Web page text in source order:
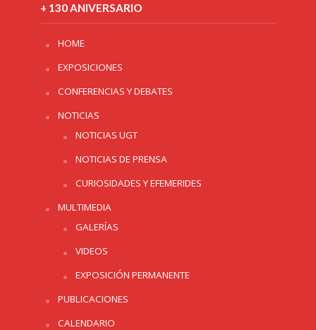
+ 130 ANIVERSARIO
HOME
EXPOSICIONES
CONFERENCIAS Y DEBATES
NOTICIAS
NOTICIAS UGT
NOTICIAS DE PRENSA
CURIOSIDADES Y EFEMERIDES
MULTIMEDIA
GALERÍAS
VIDEOS
EXPOSICIÓN PERMANENTE
PUBLICACIONES
CALENDARIO